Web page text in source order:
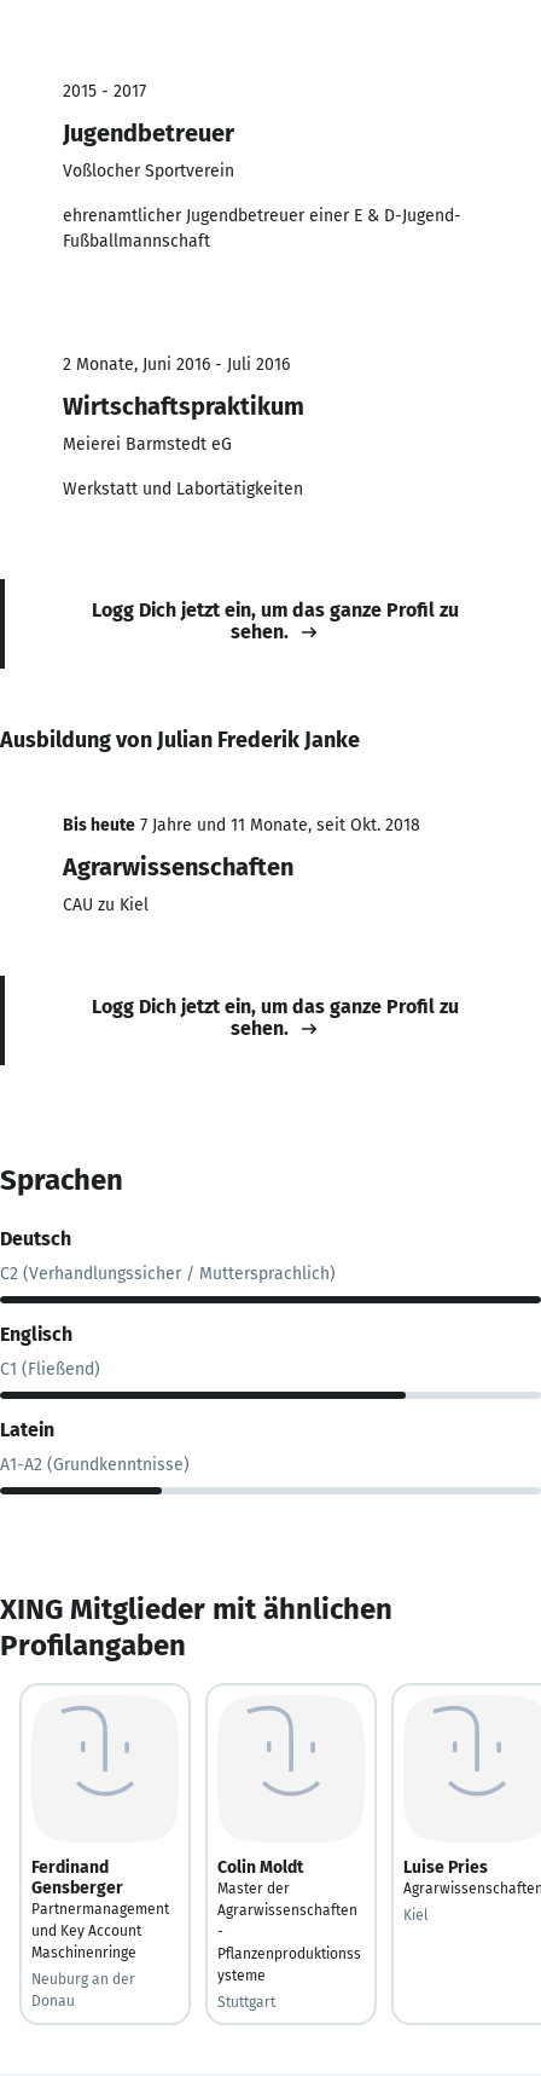
2015 - 2017
Jugendbetreuer
Voßlocher Sportverein
ehrenamtlicher Jugendbetreuer einer E & D-Jugend-
Fußballmannschaft
2 Monate, Juni 2016 - Juli 2016
Wirtschaftspraktikum
Meierei Barmstedt eG
Werkstatt und Labortätigkeiten
Logg Dich jetzt ein, um das ganze Profil zu
sehen.
Ausbildung von Julian Frederik Janke
Bis heute 7 Jahre und 11 Monate, seit Okt. 2018
Agrarwissenschaften
CAU zu Kiel
Logg Dich jetzt ein, um das ganze Profil zu
sehen.
Sprachen
Deutsch
C2 (Verhandlungssicher / Muttersprachlich)
Englisch
C1 (Fließend)
Latein
A1-A2 (Grundkenntnisse)
XING Mitglieder mit ähnlichen
Profilangaben
Ferdinand
Gensberger
Partnermanagement
und Key Account
Maschinenringe
Neuburg an der
Donau
Colin Moldt
Master der
Agrarwissenschaften
-
Pflanzenproduktionss
ysteme
Stuttgart
Luise Pries
Kiel